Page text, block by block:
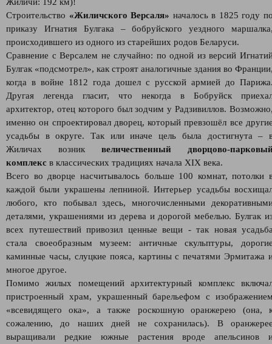
Строительство «Жиличского Версаля» началось в 1825 году
приказу Игнатия Булгака – бобруйского уездного
происходившего из одного из старейших родов Беларуси.
Сравнение с Версалем не случайно: по одной из версий
Булгак «подсмотрел», как строят аналогичные здания во
когда в войне 1812 года дошел с русской армией до
Другая легенда гласит, что некогда в Бобруйск
архитектор, отец которого был зодчим у Радзивиллов.
именно он спроектировал дворец, который превзошёл все
усадьбы в округе. Так или иначе цель была достигнута –
Жиличах возник величественный дворцово-
комплекс в классических традициях начала XIX века.
Всего во дворце насчитывалось больше 100 комнат, потолки
каждой были украшены лепниной. Интерьер усадьбы
любого, кто побывал здесь, многочисленными
деталями, украшениями из дерева и дорогой мебелью. Булгак
всех путешествий привозил ценные вещи - так новая
стала своеобразным музеем: античные скульптуры,
каминные часы, слуцкие пояса, картины с печатями Эрмитажа
многое другое.
Помимо жилых помещений архитектурный комплекс
пристроенный храм, украшенный барельефом с
«всевидящего ока», а также роскошную оранжерею (она,
сожалению, до наших дней не сохранилась). В
выращивали редкие южные растения вроде апельсинов